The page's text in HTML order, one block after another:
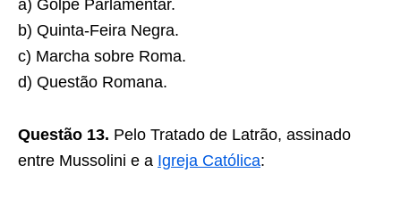
a) Golpe Parlamentar.
b) Quinta-Feira Negra.
c) Marcha sobre Roma.
d) Questão Romana.
Questão 13. Pelo Tratado de Latrão, assinado
entre Mussolini e a Igreja Católica: